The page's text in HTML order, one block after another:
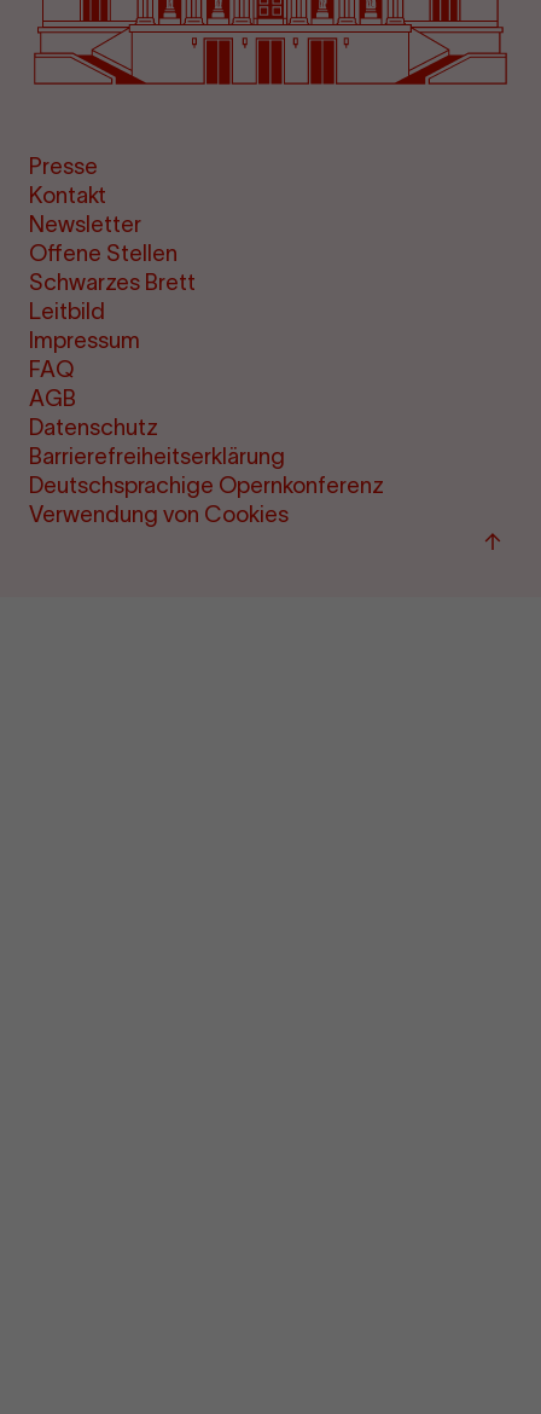
Presse
Kontakt
Newsletter
Offene Stellen
Schwarzes Brett
Leitbild
Impressum
FAQ
AGB
Datenschutz
Barrierefreiheitserklärung
Deutschsprachige Opernkonferenz
Verwendung von Cookies
Zum